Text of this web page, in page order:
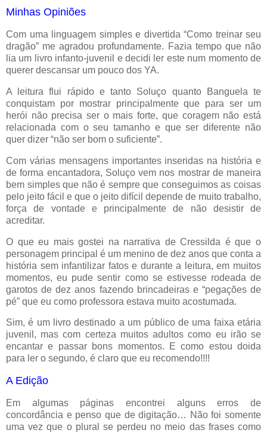
Minhas Opiniões
Com uma linguagem simples e divertida “Como treinar seu
dragão” me agradou profundamente. Fazia tempo que não
lia um livro infanto-juvenil e decidi ler este num momento de
querer descansar um pouco dos YA.
A leitura flui rápido e tanto Soluço quanto Banguela te
conquistam por mostrar principalmente que para ser um
herói não precisa ser o mais forte, que coragem não está
relacionada com o seu tamanho e que ser diferente não
quer dizer “não ser bom o suficiente”.
Com várias mensagens importantes inseridas na história e
de forma encantadora, Soluço vem nos mostrar de maneira
bem simples que não é sempre que conseguimos as coisas
pelo jeito fácil e que o jeito difícil depende de muito trabalho,
força de vontade e principalmente de não desistir de
acreditar.
O que eu mais gostei na narrativa de Cressilda é que o
personagem principal é um menino de dez anos que conta a
história sem infantilizar fatos e durante a leitura, em muitos
momentos, eu pude sentir como se estivesse rodeada de
garotos de dez anos fazendo brincadeiras e “pegações de
pé” que eu como professora estava muito acostumada.
Sim, é um livro destinado a um público de uma faixa etária
juvenil, mas com certeza muitos adultos como eu irão se
encantar e passar bons momentos. E como estou doida
para ler o segundo, é claro que eu recomendo!!!!
A Edição
Em algumas páginas encontrei alguns erros de
concordância e penso que de digitação… Não foi somente
uma vez que o plural se perdeu no meio das frases como